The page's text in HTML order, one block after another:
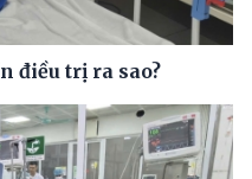
điều trị ra sao?